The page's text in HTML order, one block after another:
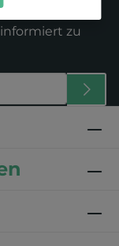
über
zu